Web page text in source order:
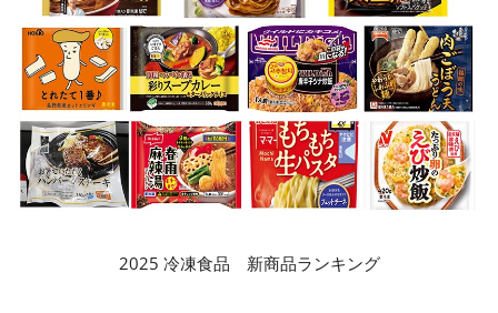
2025 冷凍食品 新商品ランキング